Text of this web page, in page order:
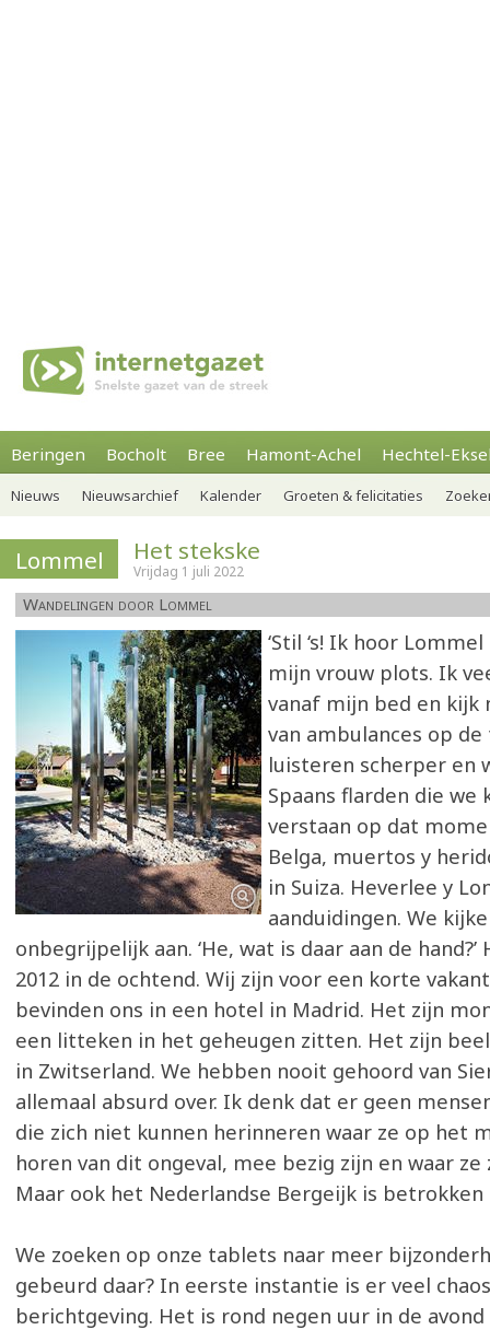
Beringen Bocholt Bree Hamont-Achel Hechtel-
Nieuws Nieuwsarchief Kalender Groeten & felicitaties
Lommel Het stekske
Vrijdag 1 juli 2022
Wandelingen door Lommel
‘Stil ‘s! Ik hoor
mijn vrouw plots. Ik
vanaf mijn bed en kijk
van ambulances op de
luisteren scherper en
Spaans flarden die we
verstaan op dat
Belga, muertos y
in Suiza. Heverlee y
aanduidingen. We
onbegrijpelijk aan. ‘He, wat is daar aan de
2012 in de ochtend. Wij zijn voor een korte
bevinden ons in een hotel in Madrid. Het zijn
een litteken in het geheugen zitten. Het zijn
in Zwitserland. We hebben nooit gehoord van
allemaal absurd over. Ik denk dat er geen
die zich niet kunnen herinneren waar ze op het
horen van dit ongeval, mee bezig zijn en waar ze
Maar ook het Nederlandse Bergeijk is
We zoeken op onze tablets naar meer
gebeurd daar? In eerste instantie is er veel
berichtgeving. Het is rond negen uur in de avond